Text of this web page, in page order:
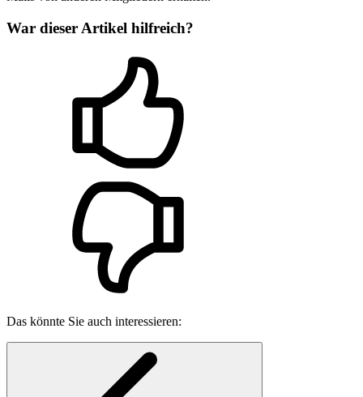
War dieser Artikel hilfreich?
Das könnte Sie auch interessieren: